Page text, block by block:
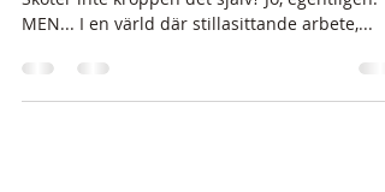
Så varför behöver vi stimulera lymfsystemet?
MEN... I en värld där stillasittande arbete,...